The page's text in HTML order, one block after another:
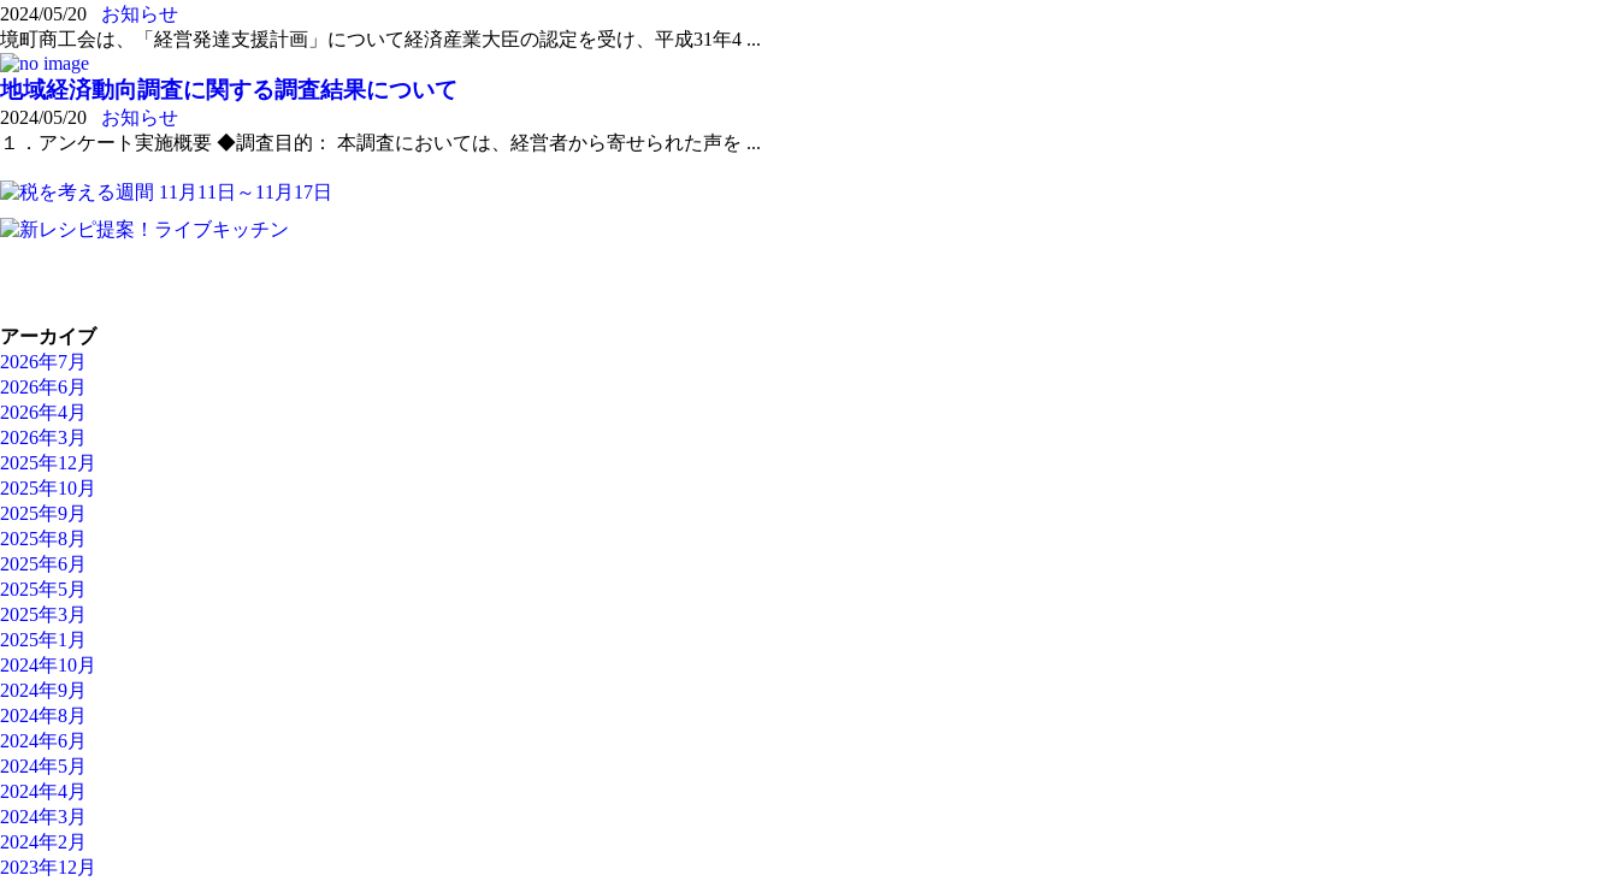
2024/05/20
お知らせ
境町商工会は、「経営発達支援計画」について経済産業大臣の認定を受け、平成31年4 ...
地域経済動向調査に関する調査結果について
2024/05/20
お知らせ
１．アンケート実施概要 ◆調査目的： 本調査においては、経営者から寄せられた声を ...
アーカイブ
2026年7月
2026年6月
2026年4月
2026年3月
2025年12月
2025年10月
2025年9月
2025年8月
2025年6月
2025年5月
2025年3月
2025年1月
2024年10月
2024年9月
2024年8月
2024年6月
2024年5月
2024年4月
2024年3月
2024年2月
2023年12月